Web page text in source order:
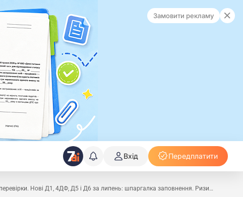
Замовити рекламу
Вхід Передплатити
😮 Розрахунок лікарняних знову змінюють. Кінець мораторію на зарплатні перевірки. Нові Д1, 4ДФ, Д5 і Д6 за липень: шпаргалка заповнення. Ризики для критичності у червні. 🙋‍♀️ Вечірній бухгалтер від 12.06.2026